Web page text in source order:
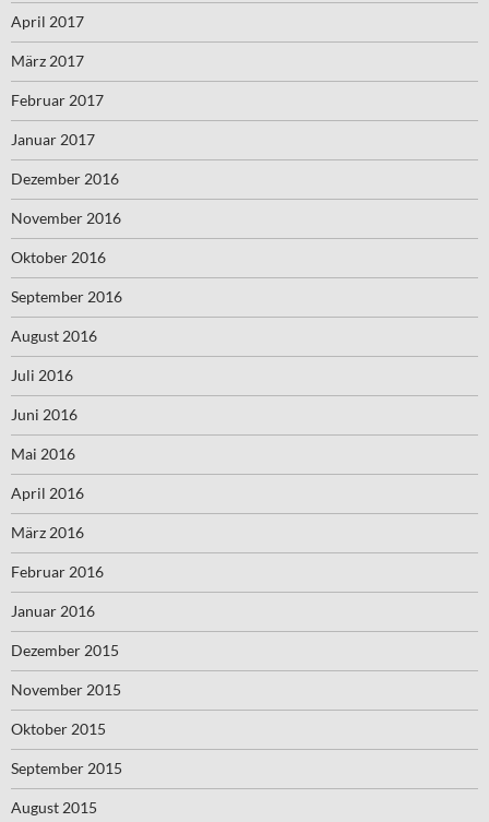
April 2017
März 2017
Februar 2017
Januar 2017
Dezember 2016
November 2016
Oktober 2016
September 2016
August 2016
Juli 2016
Juni 2016
Mai 2016
April 2016
März 2016
Februar 2016
Januar 2016
Dezember 2015
November 2015
Oktober 2015
September 2015
August 2015